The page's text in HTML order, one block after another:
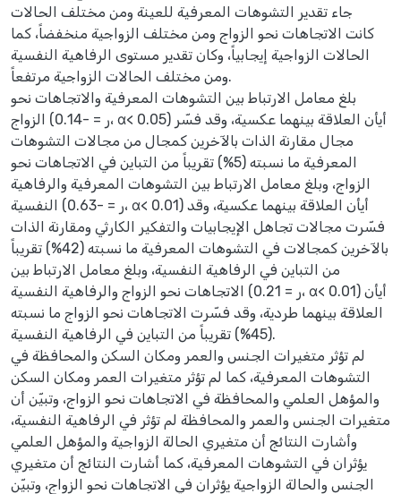
جاء تقدير التشوهات المعرفية للعينة ومن مختلف الحالات
الزواجية منخفضاً، كما ‎كانت الاتجاهات نحو الزواج ومن مختلف
الحالات الزواجية إيجابياً، وكان تقدير مستوى الرفاهية النفسية
ومن مختلف الحالات الزواجية مرتفعاً.
بلغ معامل الارتباط بين التشوهات المعرفية والاتجاهات نحو
الزواج (ر = -0.14، α< 0.05) أيأن العلاقة بينهما عكسية، وقد فسّر
مجال مقارنة الذات بالآخرين كمجال من مجالات التشوهات
المعرفية ما نسبته (5%) تقريباً من التباين في الاتجاهات نحو
الزواج، وبلغ معامل الارتباط بين التشوهات المعرفية والرفاهية
النفسية (ر = -0.63، α< 0.01) أيأن العلاقة بينهما عكسية، وقد
فسّرت مجالات تجاهل الإيجابيات والتفكير الكارثي ومقارنة الذات
بالآخرين كمجالات في التشوهات المعرفية ما نسبته (42%) تقريباً
من التباين في الرفاهية النفسية، وبلغ معامل الارتباط بين
الاتجاهات نحو الزواج والرفاهية النفسية (ر = 0.21، α< 0.01) أيأن
العلاقة بينهما طردية، وقد فسّرت الاتجاهات نحو الزواج ما نسبته
(45%) تقريباً من التباين في الرفاهية النفسية.
لم تؤثر متغيرات الجنس والعمر ومكان السكن والمحافظة في
التشوهات المعرفية، كما لم تؤثر متغيرات العمر ومكان السكن
والمؤهل العلمي والمحافظة في الاتجاهات نحو الزواج، وتبيّن أن
متغيرات الجنس والعمر والمحافظة لم تؤثر في الرفاهية النفسية،
وأشارت النتائج أن متغيري الحالة الزواجية والمؤهل العلمي
يؤثران في التشوهات المعرفية، كما أشارت النتائج أن متغيري
الجنس والحالة الزواجية يؤثران في الاتجاهات نحو الزواج، وتبيّن